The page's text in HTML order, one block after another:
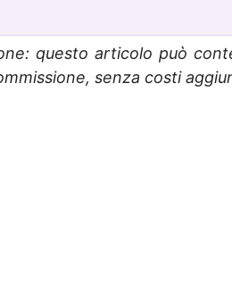
questo articolo può
senza costi